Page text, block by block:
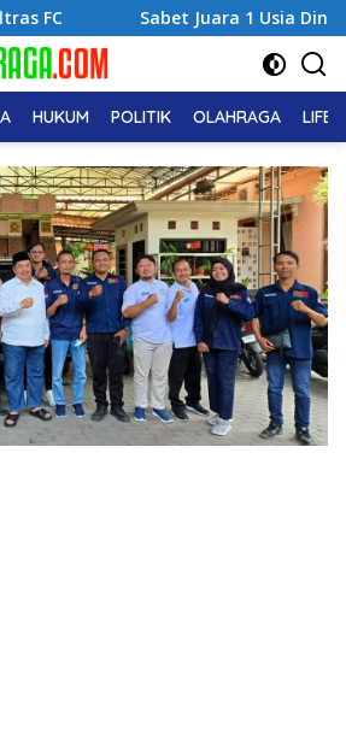
Juara 1 Usia Dini, Adena Zahra
HUKUM POLITIK OLAHRAGA